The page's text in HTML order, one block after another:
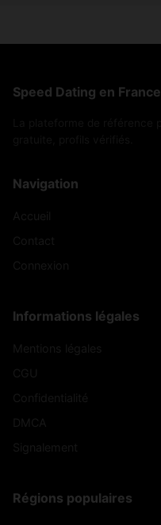
Speed Dating en France
Navigation
Informations légales
Régions populaires